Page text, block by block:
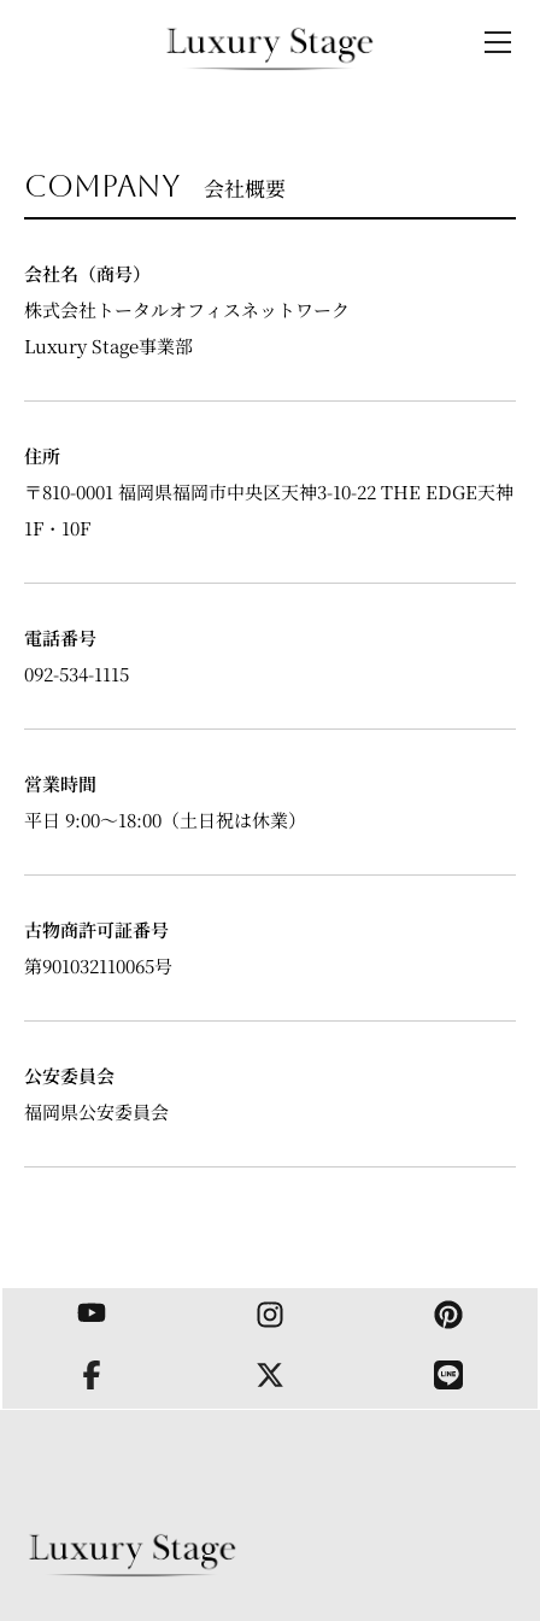
company 会社概要
会社名（商号）
株式会社トータルオフィスネットワーク
Luxury Stage事業部
住所
〒810-0001 福岡県福岡市中央区天神3-10-22 THE EDGE天神
1F・10F
電話番号
092-534-1115
営業時間
平日 9:00～18:00（土日祝は休業）
古物商許可証番号
第901032110065号
公安委員会
福岡県公安委員会